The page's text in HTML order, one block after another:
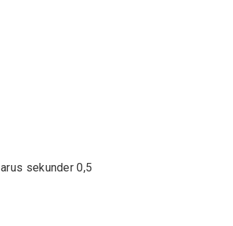
sekunder 0,5